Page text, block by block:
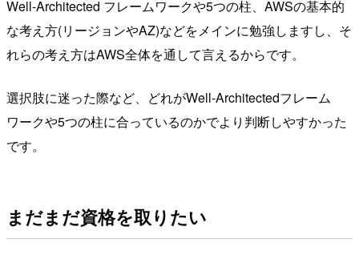
Well-Architected フレームワークや5つの柱、AWSの基本的
な考え方(リージョンやAZ)などをメインに勉強しますし、そ
れらの考え方はAWS全体を通して言えるからです。
選択肢に迷った際など、どれがWell-Architectedフレーム
ワークや5つの柱に合っているのかでより判断しやすかった
です。
まだまだ資格を取りたい